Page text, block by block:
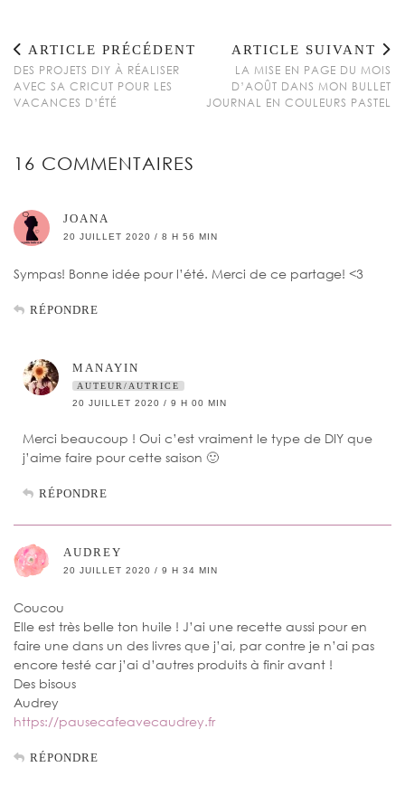
ARTICLE PRÉCÉDENT
DES PROJETS DIY À RÉALISER
AVEC SA CRICUT POUR LES
VACANCES D’ÉTÉ
ARTICLE SUIVANT
LA MISE EN PAGE DU MOIS
D’AOÛT DANS MON BULLET
JOURNAL EN COULEURS PASTEL
16 COMMENTAIRES
JOANA
20 JUILLET 2020 / 8 H 56 MIN
Sympas! Bonne idée pour l’été. Merci de ce partage! <3
RÉPONDRE
MANAYIN
AUTEUR/AUTRICE
20 JUILLET 2020 / 9 H 00 MIN
Merci beaucoup ! Oui c’est vraiment le type de DIY que
j’aime faire pour cette saison 🙂
RÉPONDRE
AUDREY
20 JUILLET 2020 / 9 H 34 MIN
Coucou
Elle est très belle ton huile ! J’ai une recette aussi pour en
faire une dans un des livres que j’ai, par contre je n’ai pas
encore testé car j’ai d’autres produits à finir avant !
Des bisous
Audrey
https://pausecafeavecaudrey.fr
RÉPONDRE